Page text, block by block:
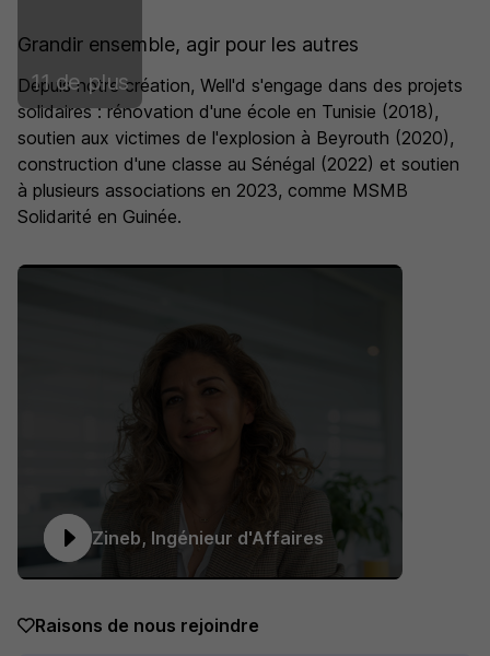
11 de plus
Grandir ensemble, agir pour les autres
Depuis notre création, Well'd s'engage dans des projets
solidaires : rénovation d'une école en Tunisie (2018),
soutien aux victimes de l'explosion à Beyrouth (2020),
construction d'une classe au Sénégal (2022) et soutien
à plusieurs associations en 2023, comme MSMB
Solidarité en Guinée.
Zineb, Ingénieur d'Affaires
Raisons de nous rejoindre